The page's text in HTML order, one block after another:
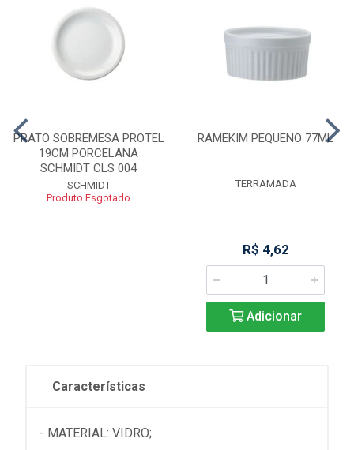
PRATO SOBREMESA PROTEL
19CM PORCELANA
SCHMIDT CLS 004
SCHMIDT
Produto Esgotado
RAMEKIM PEQUENO 77ML
TERRAMADA
R$ 4,62
Adicionar
Características
- MATERIAL: VIDRO;